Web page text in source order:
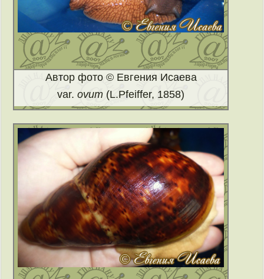
Автор фото © Евгения Исаева
var.ovum (L.Pfeiffer, 1858)